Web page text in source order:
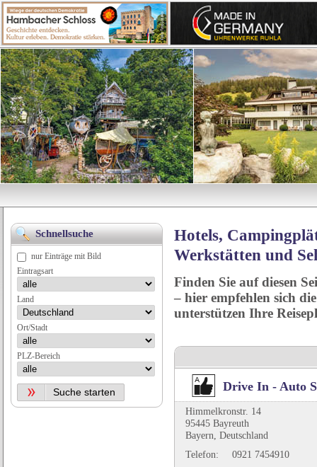
Hotels,
Werkstätten und
Finden Sie auf diesen
– hier empfehlen sich
unterstützen Ihre
Drive In - Auto
Himmelkronstr. 14
95445 Bayreuth
Bayern, Deutschland
Telefon:
0921 7454910
Schnellsuche
nur Einträge mit Bild
Eintragsart
Land
Ort/Stadt
PLZ-Bereich